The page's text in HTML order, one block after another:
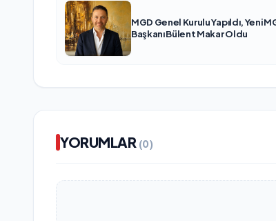
MGD Genel Kurulu Yapıldı, Yeni
Başkanı Bülent Makar Oldu
YORUMLAR (0)